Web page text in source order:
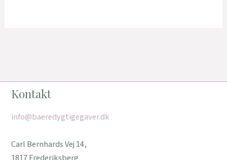
Kontakt
info@baeredygtigegaver.dk
Carl Bernhards Vej 14,